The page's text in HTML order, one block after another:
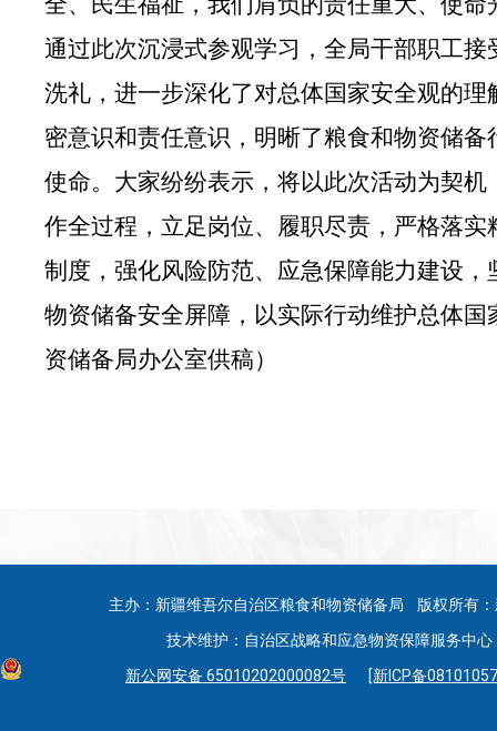
通过此次沉浸式参观学习，全局干部职工
洗礼，进一步深化了对总体国家安全观的
密意识和责任意识，明晰了粮食和物资储
使命。大家纷纷表示，将以此次活动为契
作全过程，立足岗位、履职尽责，严格落
制度，强化风险防范、应急保障能力建设
物资储备安全屏障，以实际行动维护总体国
资储备局办公室供稿）
主办：新疆维吾尔自治区粮食和物资储备局 版权所有
技术维护：自治区战略和应急物资保障服务中
新公网安备 65010202000082号
[新ICP备